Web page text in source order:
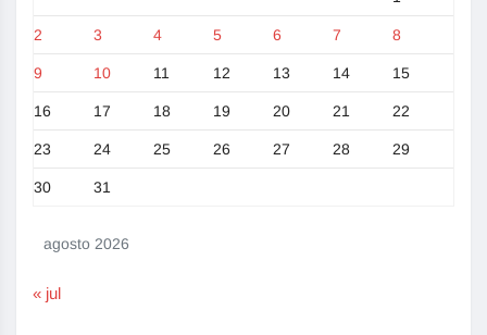
agosto 2026
2 3 4 5 6 7 8
9 10 11 12 13 14 15
16 17 18 19 20 21 22
23 24 25 26 27 28 29
30 31
« jul